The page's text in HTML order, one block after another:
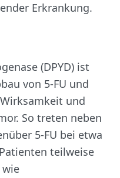
Erkrankung.
(DPYD) ist
von 5-FU und
und
So treten neben
5-FU bei etwa
teilweise